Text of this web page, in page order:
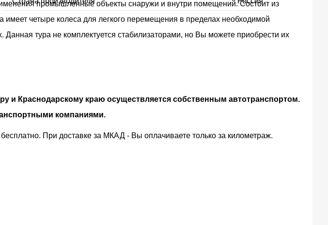
промышленные объекты снаружи и внутри помещений. Состоит из
четыре колеса для легкого перемещения в пределах необходимой
тура не комплектуется стабилизаторами, но Вы можете приобрести их
и Краснодарскому краю осуществляется собственным автотранспортом.
компаниями.
При доставке за МКАД - Вы оплачиваете только за километраж.